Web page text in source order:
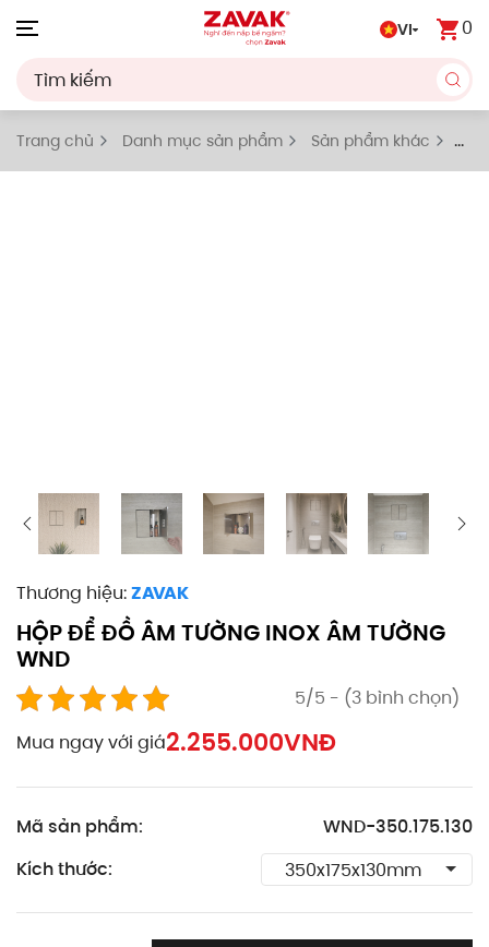
VI 0
Trang chủ Danh mục sản phẩm
Sản phẩm khác
Hộp để đồ âm tường inox âm tường
Thương hiệu:ZAVAK
HỘP ĐỂ ĐỒ ÂM TƯỜNG INOX ÂM TƯỜNG
WND
5/5 - (3 bình chọn)
Mua ngay với giá2.255.000VNĐ
Mã sản phẩm:
WND-350.175.130
Kích thước: